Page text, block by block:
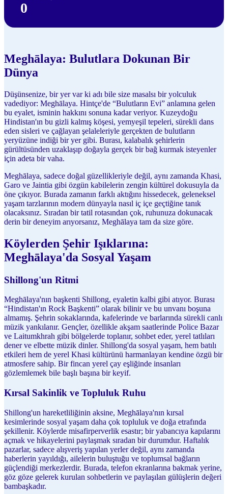
0
Meghālaya: Bulutlara Dokunan Bir
Dünya
Düşünsenize, bir yer var ki adı bile size masalsı bir yolculuk
vadediyor: Meghālaya. Hintçe'de “Bulutların Evi” anlamına gelen
bu eyalet, isminin hakkını sonuna kadar veriyor. Kuzeydoğu
Hindistan'ın bu gizli kalmış köşesi, yemyeşil tepeleri, sürekli dans
eden sisleri ve çağlayan şelaleleriyle gerçekten de bulutların
yeryüzüne indiği bir yer gibi. Burası, kalabalık şehirlerin
gürültüsünden uzaklaşıp doğayla gerçek bir bağ kurmak isteyenler
için adeta bir vaha.
Meghālaya, sadece doğal güzellikleriyle değil, aynı zamanda Khasi,
Garo ve Jaintia gibi özgün kabilelerin zengin kültürel dokusuyla da
öne çıkıyor. Burada zamanın farklı aktığını hissedecek, geleneksel
yaşam tarzlarının modern dünyayla nasıl iç içe geçtiğine tanık
olacaksınız. Sıradan bir tatil rotasından çok, ruhunuza dokunacak
derin bir deneyim arıyorsanız, Meghālaya tam da size göre.
Köylerden Şehir Işıklarına:
Meghālaya'da Sosyal Yaşam
Shillong'un Ritmi
Meghālaya'nın başkenti Shillong, eyaletin kalbi gibi atıyor. Burası
“Hindistan'ın Rock Başkenti” olarak bilinir ve bu unvanı boşuna
almamış. Şehrin sokaklarında, kafelerinde ve barlarında sürekli canlı
müzik yankılanır. Gençler, özellikle akşam saatlerinde Police Bazar
ve Laitumkhrah gibi bölgelerde toplanır, sohbet eder, yerel tatlıları
dener ve elbette müzik dinler. Shillong'da sosyal yaşam, hem batılı
etkileri hem de yerel Khasi kültürünü harmanlayan kendine özgü bir
atmosfere sahip. Bir fincan yerel çay eşliğinde insanları
gözlemlemek bile başlı başına bir keyif.
Kırsal Sakinlik ve Topluluk Ruhu
Shillong'un hareketliliğinin aksine, Meghālaya'nın kırsal
kesimlerinde sosyal yaşam daha çok topluluk ve doğa etrafında
şekillenir. Köylerde misafirperverlik esastır; bir yabancıya kapılarını
açmak ve hikayelerini paylaşmak sıradan bir durumdur. Haftalık
pazarlar, sadece alışveriş yapılan yerler değil, aynı zamanda
haberlerin yayıldığı, ailelerin buluştuğu ve toplumsal bağların
güçlendiği merkezlerdir. Burada, telefon ekranlarına bakmak yerine,
göz göze gelerek kurulan sohbetlerin ve paylaşılan gülüşlerin değeri
bambaşkadır.